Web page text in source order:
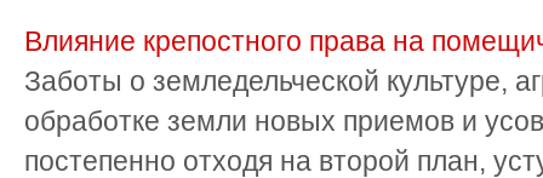
Влияние крепостного права на
Заботы о земледельческой культуре,
обработке земли новых приемов и
постепенно отходя на второй план,